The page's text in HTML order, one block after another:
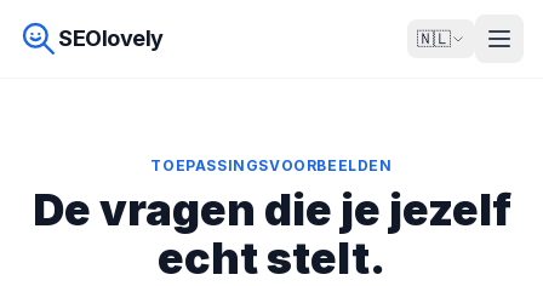
SEOlovely 🇳🇱
TOEPASSINGSVOORBEELDEN
De vragen die je jezelf
echt stelt.